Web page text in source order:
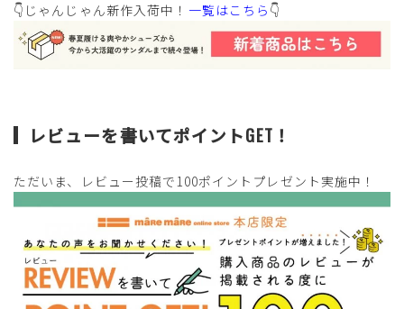
👇じゃんじゃん新作入荷中！ 一覧はこちら 👇
レビューを書いてポイントGET！
ただいま、レビュー投稿で100ポイントプレゼント実施中！